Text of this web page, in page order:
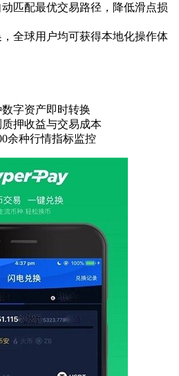
匹配最优交易路径，降低滑点损
全球用户均可获得本地化操作体
字资产即时转换
押收益与交易成本
余种行情指标监控